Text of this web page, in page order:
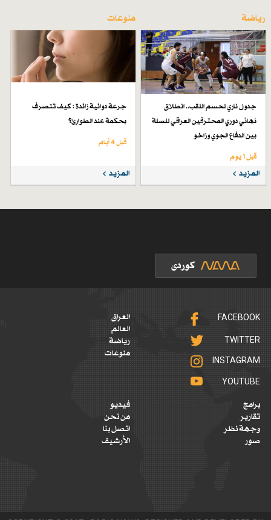
رياضة
جدول ناري لحسم اللقب.. انطلاق
نهائي دوري المحترفين العراقي للسلة
بين الدفاع الجوي وزاخو
قبل 1 یوم
المزيد
منوعات
جرعة دوائية زائدة : كيف تتصرف
بحكمة عند الطوارئ؟
قبل 4 أيام
المزيد
FACEBOOK
TWITTER
INSTAGRAM
YOUTUBE
العراق
العالم
رياضة
منوعات
برامج
تقارير
وجهة نظر
صور
فيديو
من نحن
اتصل بنا
الأرشيف